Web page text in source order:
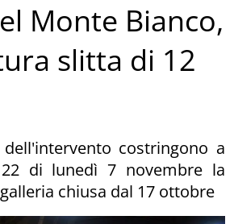
Monte Bianco,
slitta di 12
costringono a
di lunedì 7 novembre la
chiusa dal 17 ottobre